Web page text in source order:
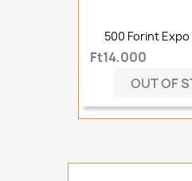
500 Forint Expo
Ft14,000
OUT OF